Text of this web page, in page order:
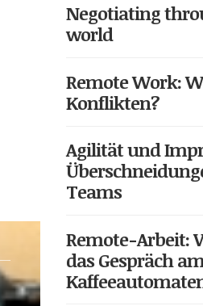
Negotiating
world
Remote Work:
Konflikten?
Agilität und
Teams
Remote-Arbeit:
das Gespräch